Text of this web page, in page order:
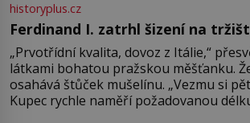
historyplus.cz
Ferdinand I. zatrhl šizení na
„Prvotřídní kvalita, dovoz z Itálie,“
látkami bohatou pražskou měšťanku.
osahává štůček mušelínu. „Vezmu si
Kupec rychle naměří požadovanou